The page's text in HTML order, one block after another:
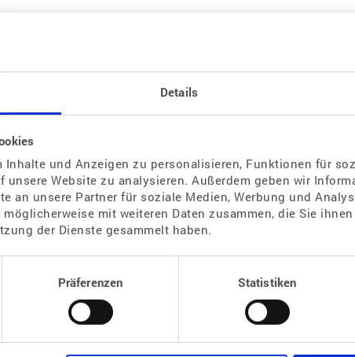
Details
Inhalte und Anzeigen zu personalisieren, Funktionen für
unsere Website zu analysieren. Außerdem geben wir
an unsere Partner für soziale Medien, Werbung und
mit weiteren Daten zusammen, die Sie
der Dienste gesammelt haben.
Präferenzen Statistiken
startet heute
Leider hab ich es gestern verpasst meine Blutwerte
gestern hat man mir gesagt das ich heute Abend
kurze Antwort würde ich mich sehr freuen. Lg Marie
wären Sie inforienrt worden, viel Glück